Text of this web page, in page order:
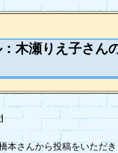
木瀬りえ子さん
本さんから投稿をいただ